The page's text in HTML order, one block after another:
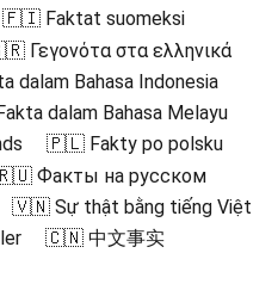
🇫🇮 Faktat suomeksi
Γεγονότα στα ελληνικά
Bahasa Indonesia
dalam Bahasa Melayu
🇵🇱 Fakty po polsku
Факты на русском
🇻🇳 Sự thật bằng tiếng Việt
🇨🇳 中文事实